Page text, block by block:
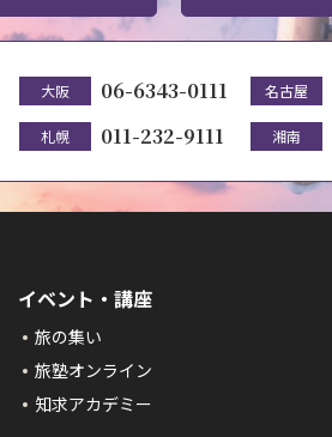
大阪 06-6343-0111 名古屋
札幌 011-232-9111 湘南
イベント・講座
旅の集い
旅塾オンライン
知求アカデミー